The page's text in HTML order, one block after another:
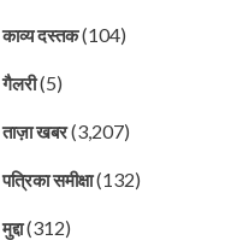
काव्य दस्तक(104)
गैलरी(5)
ताज़ा खबर(3,207)
पत्रिका समीक्षा(132)
मुद्दा(312)